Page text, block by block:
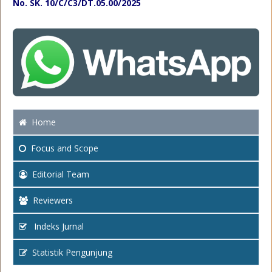
No. SK. 10/C/C3/DT.05.00/2025
Home
Focus and Scope
Editorial Team
Reviewers
Indeks Jurnal
Statistik Pengunjung